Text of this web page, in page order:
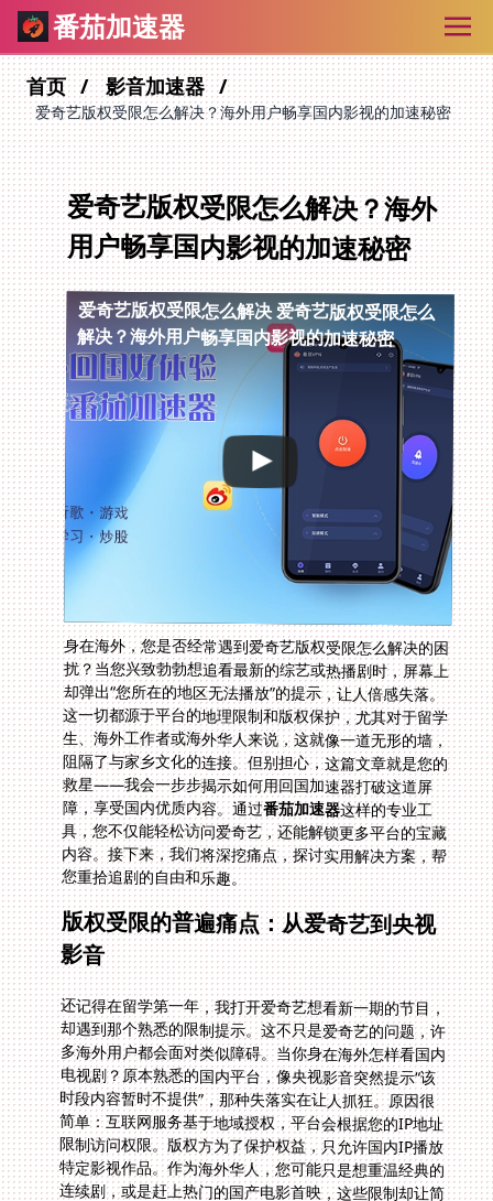
番茄加速器
首页 影音加速器
爱奇艺版权受限怎么解决？海外用户畅享国内影视的加速秘密
爱奇艺版权受限怎么解决？海外
用户畅享国内影视的加速秘密
爱奇艺版权受限怎么解决 爱奇艺版权受限怎么
解决？海外用户畅享国内影视的加速秘密
身在海外，您是否经常遇到爱奇艺版权受限怎么解决的困
扰？当您兴致勃勃想追看最新的综艺或热播剧时，屏幕上
却弹出“您所在的地区无法播放”的提示，让人倍感失落。
这一切都源于平台的地理限制和版权保护，尤其对于留学
生、海外工作者或海外华人来说，这就像一道无形的墙，
阻隔了与家乡文化的连接。但别担心，这篇文章就是您的
救星——我会一步步揭示如何用回国加速器打破这道屏
障，享受国内优质内容。通过番茄加速器这样的专业工
具，您不仅能轻松访问爱奇艺，还能解锁更多平台的宝藏
内容。接下来，我们将深挖痛点，探讨实用解决方案，帮
您重拾追剧的自由和乐趣。
版权受限的普遍痛点：从爱奇艺到央视
影音
还记得在留学第一年，我打开爱奇艺想看新一期的节目，
却遇到那个熟悉的限制提示。这不只是爱奇艺的问题，许
多海外用户都会面对类似障碍。当你身在海外怎样看国内
电视剧？原本熟悉的国内平台，像央视影音突然提示“该
时段内容暂时不提供”，那种失落实在让人抓狂。原因很
简单：互联网服务基于地域授权，平台会根据您的IP地址
限制访问权限。版权方为了保护权益，只允许国内IP播放
特定影视作品。作为海外华人，您可能只是想重温经典的
连续剧，或是赶上热门的国产电影首映，这些限制却让简